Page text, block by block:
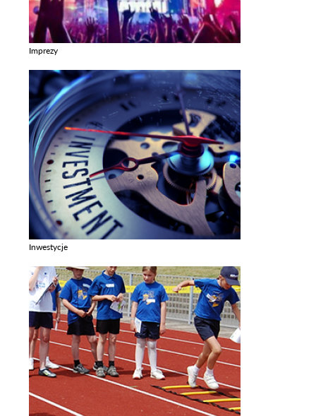
Imprezy
Inwestycje